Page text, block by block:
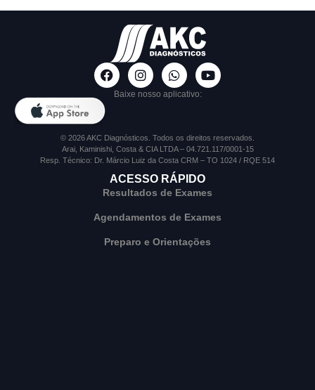
Baixe nosso aplicativo:
© 2026 AKC Diagnósticos. Todos os direitos reservados.
Arai, Kaminishi, Costa & CIA LTDA – 04.721.117/0001-15
Resp. Técnico: Dr. Márcio Luiz da Costa CRM – TO 1024 / RQE 514
ACESSO RÁPIDO
Resultados de Exames
Agendamentos de Exames
Preparo e Orientações